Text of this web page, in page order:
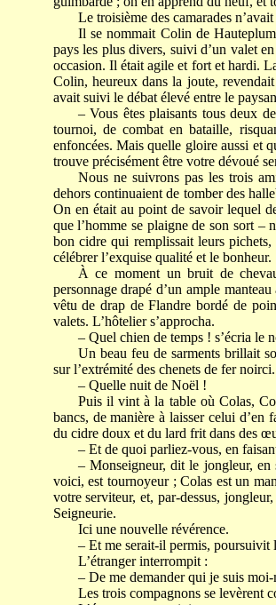
Le troisième des camarades
Il se nommait Colin de
pays les plus divers, suivi d’un valet
occasion. Il était agile et fort et hardi.
Colin, heureux dans la joute,
avait suivi le débat élevé entre le
– Vous êtes plaisants tous deux
tournoi, de combat en bataille,
enfoncées. Mais quelle gloire aussi et
trouve précisément être votre dévoué
Nous ne suivrons pas les trois
dehors continuaient de tomber des
On en était au point de savoir lequel
que l’homme se plaigne de son sort –
bon cidre qui remplissait leurs
célébrer l’exquise qualité et le bonheur.
À ce moment un bruit de
personnage drapé d’un ample
vêtu de drap de Flandre bordé de
valets. L’hôtelier s’approcha.
– Quel chien de temps ! s’écria le
Un beau feu de sarments brillait
sur l’extrémité des chenets de fer
– Quelle nuit de Noël !
Puis il vint à la table où Colas,
bancs, de manière à laisser celui d’en
du cidre doux et du lard frit dans des
– Et de quoi parliez-vous, en
– Monseigneur, dit le jongleur, en
voici, est tournoyeur ; Colas est un
votre serviteur, et, par-dessus,
Seigneurie.
Ici une nouvelle révérence.
– Et me serait-il permis, poursuivit
L’étranger interrompit :
– De me demander qui je suis
Les trois compagnons se levèrent